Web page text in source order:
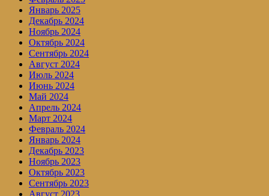
Январь 2025
Декабрь 2024
Ноябрь 2024
Октябрь 2024
Сентябрь 2024
Август 2024
Июль 2024
Июнь 2024
Май 2024
Апрель 2024
Март 2024
Февраль 2024
Январь 2024
Декабрь 2023
Ноябрь 2023
Октябрь 2023
Сентябрь 2023
Август 2023